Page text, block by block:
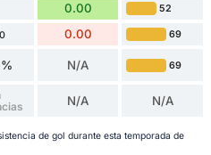
0.00 52
0.00 69
N/A 69
N/A N/A
de gol durante esta temporada de